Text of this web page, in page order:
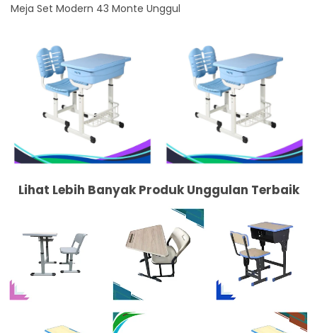
Meja Set Modern 43 Monte Unggul
Lihat Lebih Banyak Produk Unggulan Terbaik